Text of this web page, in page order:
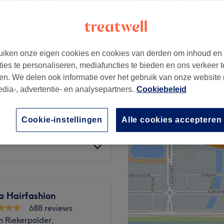
€100
€150
€45
€30
€40
Hairfashion
688 reviews
Riekerpolder,
onze eigen cookies en cookies van derden om inhoud en
te personaliseren, mediafuncties te bieden en ons verkeer
We delen ook informatie over het gebruik van onze website
, advertentie- en analysepartners. Cookiebeleid
Alle cookies accepteren
Cookie-instellingen